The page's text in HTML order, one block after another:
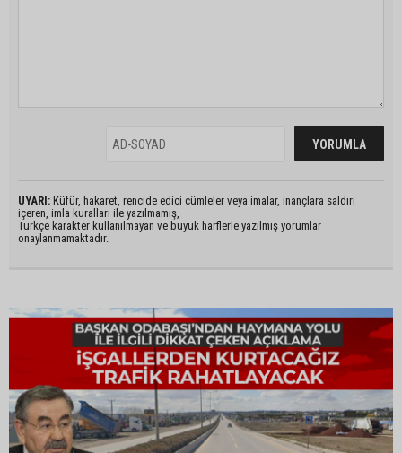
UYARI: Küfür, hakaret, rencide edici cümleler veya imalar, inançlara saldırı
içeren, imla kuralları ile yazılmamış,
Türkçe karakter kullanılmayan ve büyük harflerle yazılmış yorumlar
onaylanmamaktadır.